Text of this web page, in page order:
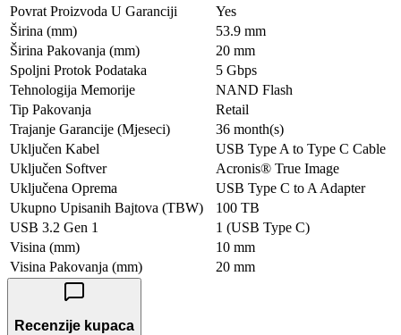
Povrat Proizvoda U Garanciji
Yes
Širina (mm)
53.9 mm
Širina Pakovanja (mm)
20 mm
Spoljni Protok Podataka
5 Gbps
Tehnologija Memorije
NAND Flash
Tip Pakovanja
Retail
Trajanje Garancije (Mjeseci)
36 month(s)
Uključen Kabel
USB Type A to Type C Cable
Uključen Softver
Acronis® True Image
Uključena Oprema
USB Type C to A Adapter
Ukupno Upisanih Bajtova (TBW)
100 TB
USB 3.2 Gen 1
1 (USB Type C)
Visina (mm)
10 mm
Visina Pakovanja (mm)
20 mm
Recenzije kupaca